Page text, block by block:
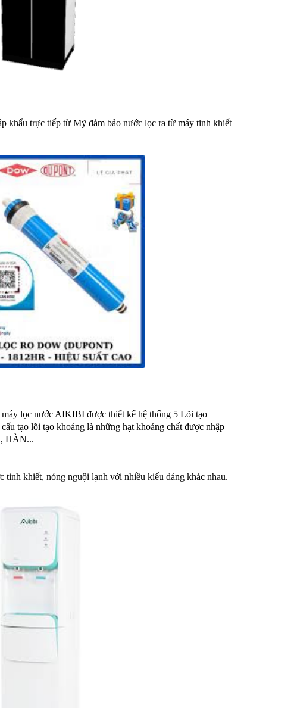
khẩu trực tiếp từ Mỹ đảm bảo nước lọc ra từ máy tinh khiết
lọc nước AIKIBI được thiết kế hệ thống 5 Lõi tạo
tạo lõi tạo khoáng là những hạt khoáng chất được nhập
HÀN...
khiết, nóng nguội lạnh với nhiều kiểu dáng khác nhau.